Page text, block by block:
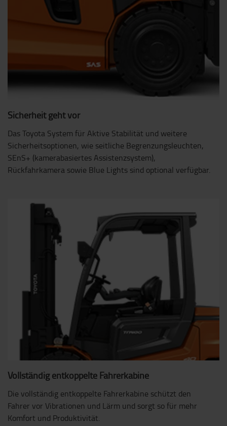
Sicherheit geht vor
Das Toyota System für Aktive Stabilität und weitere
Sicherheitsoptionen, wie seitliche Begrenzungsleuchten,
SEnS+ (kamerabasiertes Assistenzsystem),
Rückfahrkamera sowie Blue Lights sind optional verfügbar.
Vollständig entkoppelte Fahrerkabine
Die vollständig entkoppelte Fahrerkabine schützt den
Fahrer vor Vibrationen und Lärm und sorgt so für mehr
Komfort und Produktivität.